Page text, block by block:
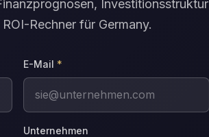
Investitionsstruktur
Rechner für Germany.
E-Mail *
Unternehmen